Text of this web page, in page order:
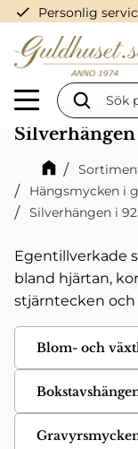
Meny
check Personlig
Hängsmycken i
Silverhängen i
Egentillverkade
bland hjärtan,
stjärntecken och
Blom- och